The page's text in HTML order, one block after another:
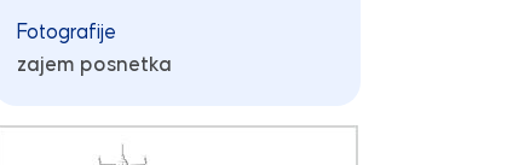
Fotografije
zajem posnetka